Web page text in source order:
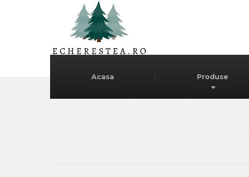
Acasa Produse